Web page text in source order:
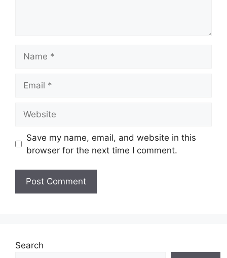
Save my name, email, and website in this
browser for the next time I comment.
Search